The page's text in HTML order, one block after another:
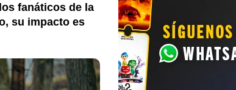
fanáticos de la
su impacto es